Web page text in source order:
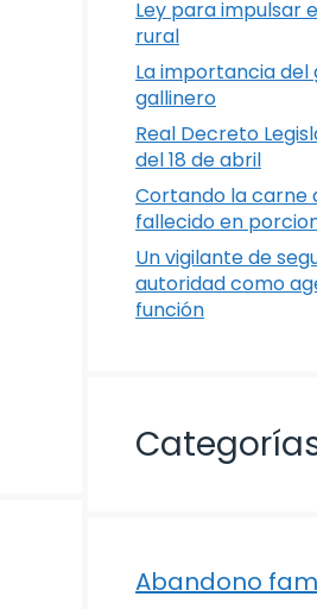
Ley para impulsar
rural
La importancia del
gallinero
Real Decreto
del 18 de abril
Cortando la carne
fallecido en
Un vigilante de
autoridad como
función
Abandono